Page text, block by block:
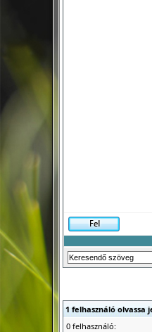
1 felhasználó olvassa
0 felhasználó: